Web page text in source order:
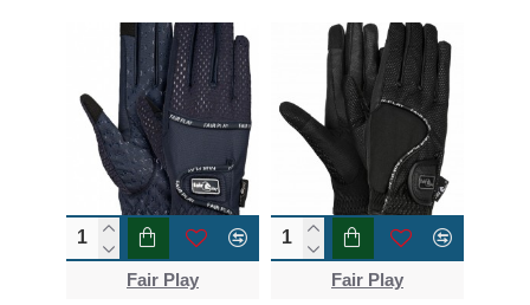
Fair Play Fair Play